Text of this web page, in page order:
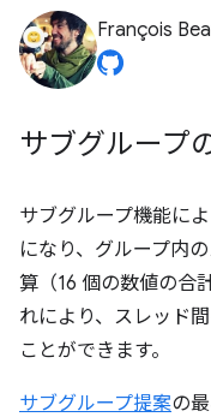
François
サブグループ
サブグループ機能に
になり、グループ内
算（16 個の数値の合
れにより、スレッド
ことができます。
サブグループ提案の